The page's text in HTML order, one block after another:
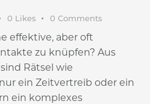
0 Likes 0 Comments
effektive, aber oft
zu knüpfen? Aus
Rätsel wie
ein Zeitvertreib oder ein
ein komplexes